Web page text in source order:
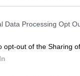
Data Processing Opt
opt-out of the Sharing
οι